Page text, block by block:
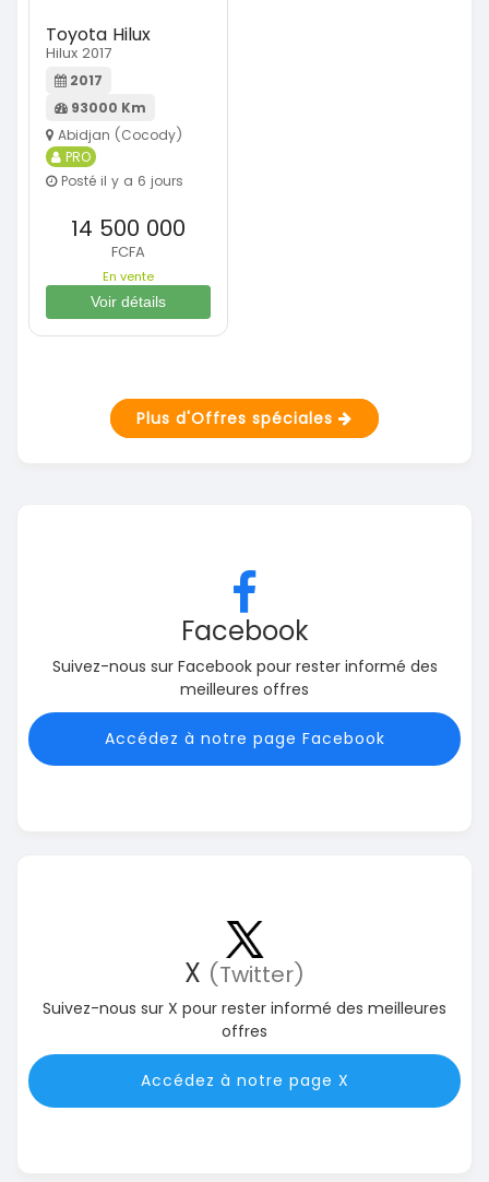
Toyota Hilux
Hilux 2017
2017
93000 Km
Abidjan (Cocody)
PRO
Posté il y a 6 jours
14 500 000
FCFA
En vente
Voir détails
Plus d'Offres spéciales
Facebook
Suivez-nous sur Facebook pour rester informé des
meilleures offres
Accédez à notre page Facebook
X (Twitter)
Suivez-nous sur X pour rester informé des meilleures
offres
Accédez à notre page X